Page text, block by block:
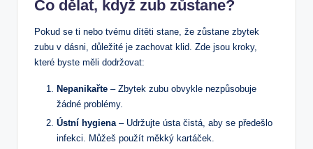
Co dělat, když zub zůstane?
Pokud se ti nebo tvému dítěti stane, že zůstane zbytek
zubu v dásni, důležité je zachovat klid. Zde jsou kroky,
které byste měli dodržovat:
Nepanikařte – Zbytek zubu obvykle nezpůsobuje
žádné problémy.
Ústní hygiena– Udržujte ústa čistá, aby se předešlo
infekci. Můžeš použít měkký kartáček.